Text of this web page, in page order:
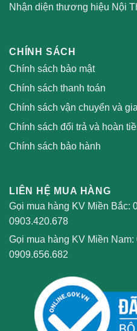
Nhận diện thương hiệu Nội
CHÍNH SÁCH
Chính sách bảo mật
Chính sách thanh toán
Chính sách vận chuyển và
Chính sách đổi trả và hoàn
Chính sách bảo hành
LIÊN HỆ MUA HÀNG
Gọi mua hàng KV Miền Bắc:
0903.420.678
Gọi mua hàng KV Miền Nam:
0909.656.682